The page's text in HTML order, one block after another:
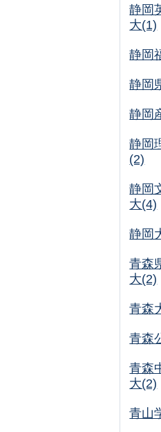
静岡
大(1)
静岡
静岡
静岡
静岡
(2)
静岡
大(4)
静岡
青森
大(2)
青森
青森
青森
大(2)
青山